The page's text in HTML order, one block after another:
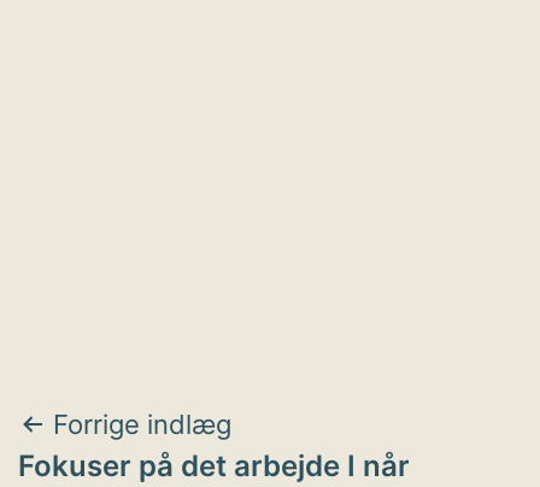
Indlægsnavigation
Forrige indlæg
Fokuser på det arbejde I når